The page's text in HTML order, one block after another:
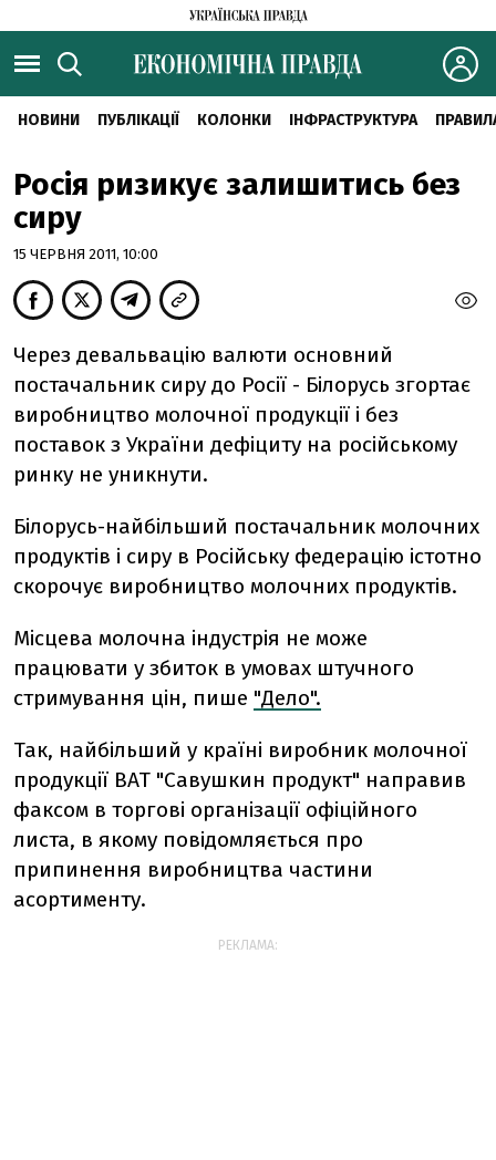
НОВИНИ ПУБЛІКАЦІЇ КОЛОНКИ ІНФРАСТРУКТУРА
Росія ризикує залишитись без
сиру
15 ЧЕРВНЯ 2011, 10:00
Через девальвацію валюти основний
постачальник сиру до Росії - Білорусь згортає
виробництво молочної продукції і без
поставок з України дефіциту на російському
ринку не уникнути.
Білорусь-найбільший постачальник молочних
продуктів і сиру в Російську федерацію істотно
скорочує виробництво молочних продуктів.
Місцева молочна індустрія не може
працювати у збиток в умовах штучного
стримування цін, пише "Дело".
Так, найбільший у країні виробник молочної
продукції ВАТ "Савушкин продукт" направив
факсом в торгові організації офіційного
листа, в якому повідомляється про
припинення виробництва частини
асортименту.
РЕКЛАМА: